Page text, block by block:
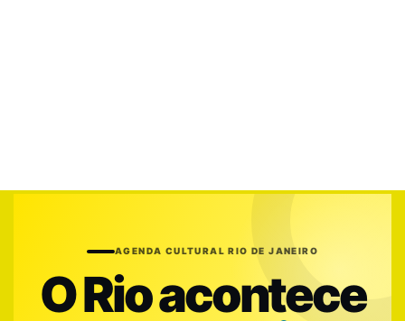
AGENDA CULTURAL RIO DE JANEIRO
O Rio acontece